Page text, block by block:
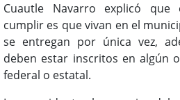
Cuautle Navarro explicó
cumplir es que vivan en el
se entregan por única vez,
deben estar inscritos en algún
federal o estatal.